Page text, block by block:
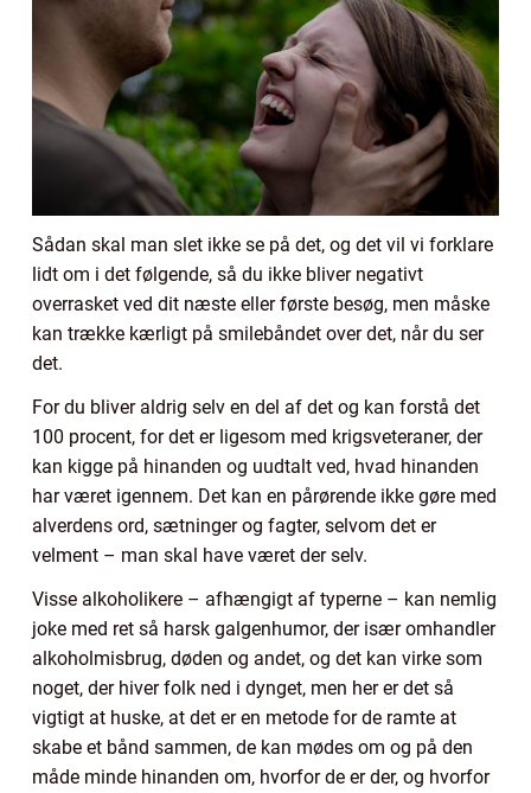
Sådan skal man slet ikke se på det, og det vil vi forklare
lidt om i det følgende, så du ikke bliver negativt
overrasket ved dit næste eller første besøg, men måske
kan trække kærligt på smilebåndet over det, når du ser
det.
For du bliver aldrig selv en del af det og kan forstå det
100 procent, for det er ligesom med krigsveteraner, der
kan kigge på hinanden og uudtalt ved, hvad hinanden
har været igennem. Det kan en pårørende ikke gøre med
alverdens ord, sætninger og fagter, selvom det er
velment – man skal have været der selv.
Visse alkoholikere – afhængigt af typerne – kan nemlig
joke med ret så harsk galgenhumor, der især omhandler
alkoholmisbrug, døden og andet, og det kan virke som
noget, der hiver folk ned i dynget, men her er det så
vigtigt at huske, at det er en metode for de ramte at
skabe et bånd sammen, de kan mødes om og på den
måde minde hinanden om, hvorfor de er der, og hvorfor